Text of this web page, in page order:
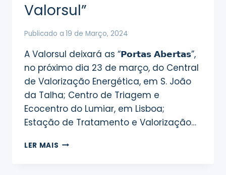
Valorsul”
Publicado a 19 de Março, 2024
A Valorsul deixará as “𝗣𝗼𝗿𝘁𝗮𝘀 𝗔𝗯𝗲𝗿𝘁𝗮𝘀”,
no próximo dia 23 de março, do Central
de Valorização Energética, em S. João
da Talha; Centro de Triagem e
Ecocentro do Lumiar, em Lisboa;
Estação de Tratamento e Valorização…
LER MAIS INICIATIVA